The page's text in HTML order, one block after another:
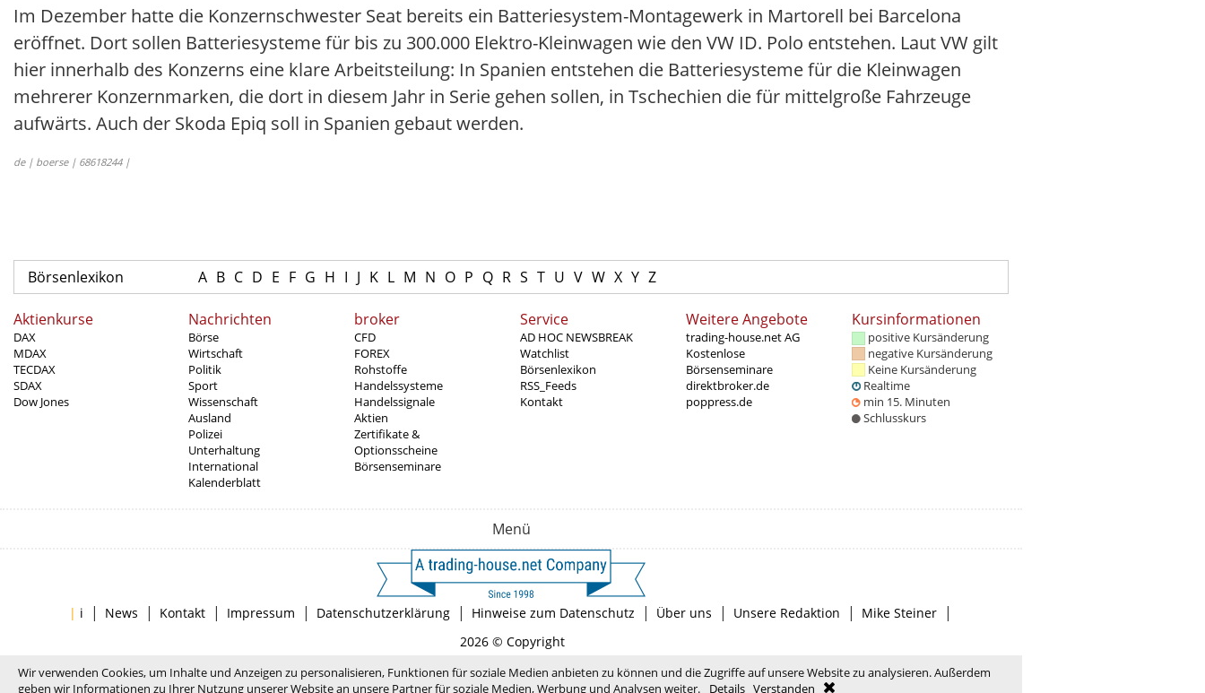
Im Dezember hatte die Konzernschwester Seat bereits ein Batteriesystem-Montagewerk in Martorell bei Barcelona
eröffnet. Dort sollen Batteriesysteme für bis zu 300.000 Elektro-Kleinwagen wie den VW ID. Polo entstehen. Laut VW gilt
hier innerhalb des Konzerns eine klare Arbeitsteilung: In Spanien entstehen die Batteriesysteme für die Kleinwagen
mehrerer Konzernmarken, die dort in diesem Jahr in Serie gehen sollen, in Tschechien die für mittelgroße Fahrzeuge
aufwärts. Auch der Skoda Epiq soll in Spanien gebaut werden.
de | boerse | 68618244 |
Börsenlexikon A B C D E F G H I J K L M N O P Q R S T U V W X Y Z
Aktienkurse
DAX
MDAX
TECDAX
SDAX
Dow Jones
Nachrichten
Börse
Wirtschaft
Politik
Sport
Wissenschaft
Ausland
Polizei
Unterhaltung
International
Kalenderblatt
broker
CFD
FOREX
Rohstoffe
Handelssysteme
Handelssignale
Aktien
Zertifikate &
Optionsscheine
Börsenseminare
Service
AD HOC NEWSBREAK
Watchlist
Börsenlexikon
RSS_Feeds
Kontakt
Weitere Angebote
trading-house.net AG
Kostenlose
Börsenseminare
direktbroker.de
poppress.de
Kursinformationen
positive Kursänderung
negative Kursänderung
Keine Kursänderung
Realtime
min 15. Minuten
Schlusskurs
Menü
| i | News | Kontakt | Impressum | Datenschutzerklärung | Hinweise zum Datenschutz | Über uns | Unsere Redaktion | Mike Steiner |
2026 © Copyright
Wir verwenden Cookies, um Inhalte und Anzeigen zu personalisieren, Funktionen für soziale Medien anbieten zu können und die Zugriffe auf unsere Website zu analysieren. Außerdem
geben wir Informationen zu Ihrer Nutzung unserer Website an unsere Partner für soziale Medien, Werbung und Analysen weiter.
Details Verstanden